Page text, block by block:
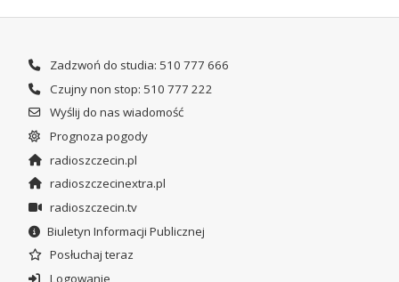
Zadzwoń do studia: 510 777 666
Czujny non stop: 510 777 222
Wyślij do nas wiadomość
Prognoza pogody
radioszczecin.pl
radioszczecinextra.pl
radioszczecin.tv
Biuletyn Informacji Publicznej
Posłuchaj teraz
Logowanie